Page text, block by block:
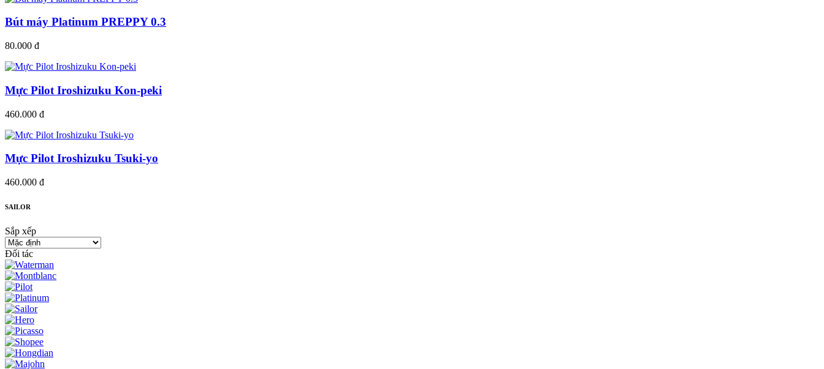
Bút máy Platinum PREPPY 0.3
80.000 đ
Mực Pilot Iroshizuku Kon-peki
460.000 đ
Mực Pilot Iroshizuku Tsuki-yo
460.000 đ
SAILOR
Sắp xếp
Đối tác